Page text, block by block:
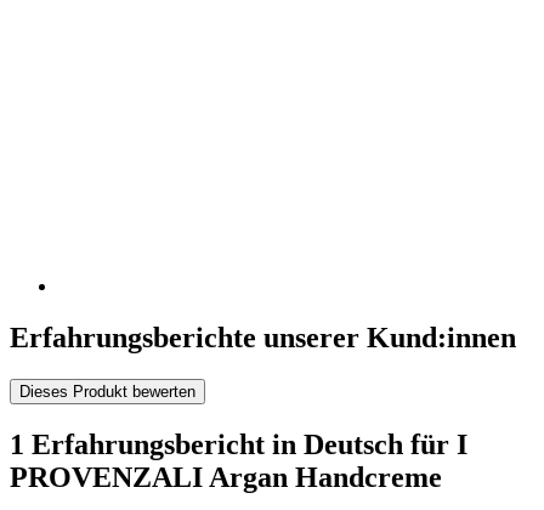
Erfahrungsberichte unserer Kund:innen
Dieses Produkt bewerten
1 Erfahrungsbericht in Deutsch für I
PROVENZALI Argan Handcreme